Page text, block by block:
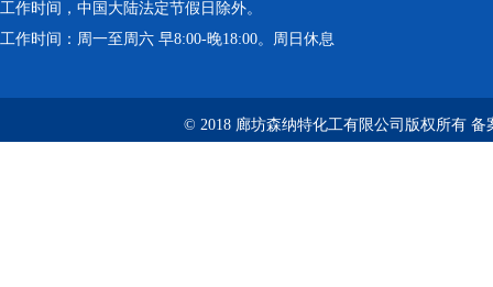
工作时间，中国大陆法定节假日除外。
工作时间：周一至周六 早8:00-晚18:00。周日休息
© 2018 廊坊森纳特化工有限公司版权所有 备